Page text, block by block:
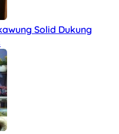
Solid Dukung